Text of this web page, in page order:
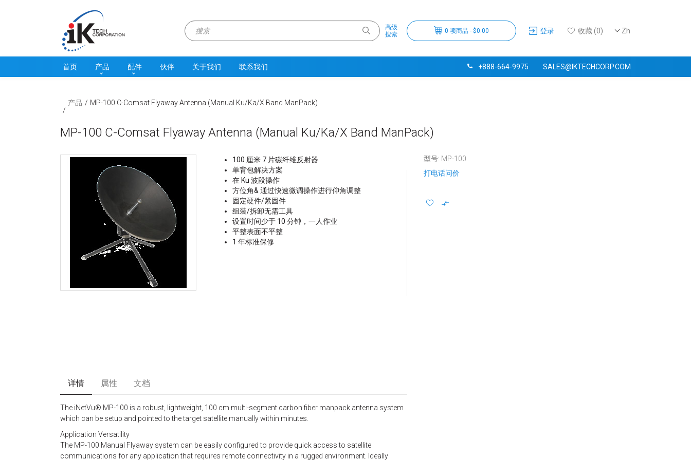
Zh
登录 收藏 (0)
0 项商品 - $0.00
高级
搜索
+888-664-9975 SALES@IKTECHCORP.COM
首页 产品 配件 伙伴 关于我们 联系我们
产品 MP-100 C-Comsat Flyaway Antenna (Manual Ku/Ka/X Band ManPack)
MP-100 C-Comsat Flyaway Antenna (Manual Ku/Ka/X Band ManPack)
100 厘米 7 片碳纤维反射器
单背包解决方案
在 Ku 波段操作
方位角& 通过快速微调操作进行仰角调整
固定硬件/紧固件
组装/拆卸无需工具
设置时间少于 10 分钟，一人作业
平整表面不平整
1 年标准保修
型号: MP-100
打电话问价
详情 属性 文档
The iNetVu® MP-100 is a robust, lightweight, 100 cm multi-segment carbon fiber manpack antenna system
which can be setup and pointed to the target satellite manually within minutes.
Application Versatility
The MP-100 Manual Flyaway system can be easily configured to provide quick access to satellite
communications for any application that requires remote connectivity in a rugged environment. Ideally